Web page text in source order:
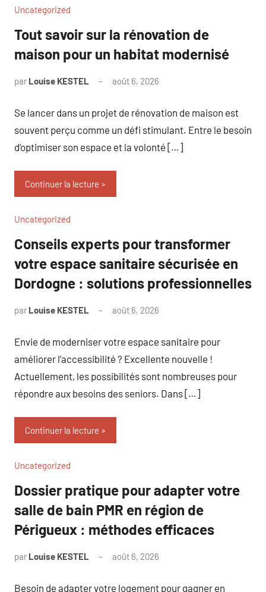
Uncategorized
Tout savoir sur la rénovation de
maison pour un habitat modernisé
par Louise KESTEL août 6, 2026
Se lancer dans un projet de rénovation de maison est
souvent perçu comme un défi stimulant. Entre le besoin
d’optimiser son espace et la volonté […]
Continuer la lecture
Uncategorized
Conseils experts pour transformer
votre espace sanitaire sécurisée en
Dordogne : solutions professionnelles
par Louise KESTEL août 6, 2026
Envie de moderniser votre espace sanitaire pour
améliorer l’accessibilité ? Excellente nouvelle !
Actuellement, les possibilités sont nombreuses pour
répondre aux besoins des seniors. Dans […]
Continuer la lecture
Uncategorized
Dossier pratique pour adapter votre
salle de bain PMR en région de
Périgueux : méthodes efficaces
par Louise KESTEL août 6, 2026
Besoin de adapter votre logement pour gagner en